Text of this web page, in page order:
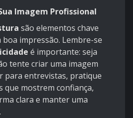
Imagem Profissional
são elementos chave
boa impressão. Lembre-se
é importante: seja
tente criar uma imagem
para entrevistas, pratique
que mostrem confiança,
clara e manter uma